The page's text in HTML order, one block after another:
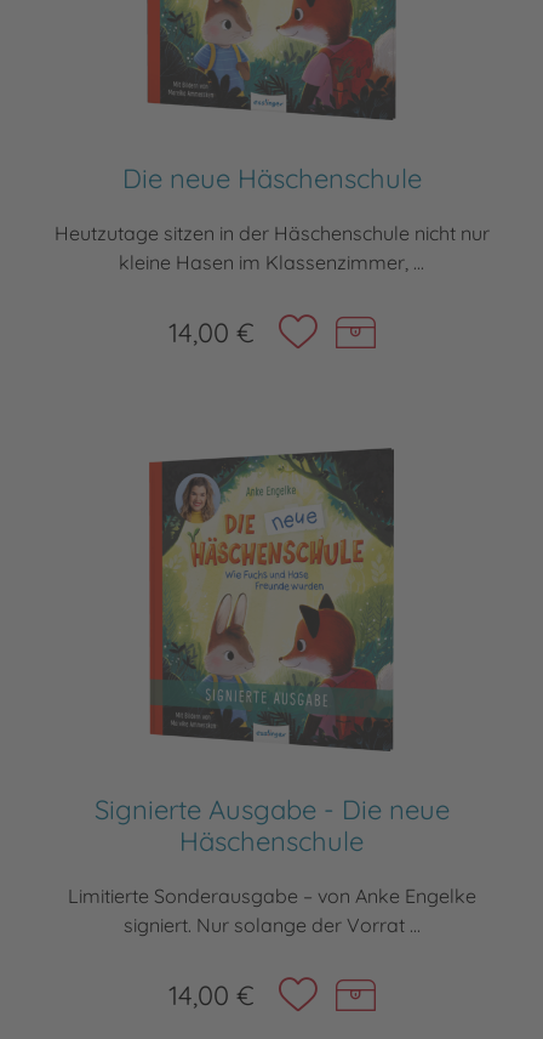
Die neue Häschenschule
Heutzutage sitzen in der Häschenschule nicht nur
kleine Hasen im Klassenzimmer, ...
14,00 €
Signierte Ausgabe - Die neue
Häschenschule
Limitierte Sonderausgabe – von Anke Engelke
signiert. Nur solange der Vorrat ...
14,00 €